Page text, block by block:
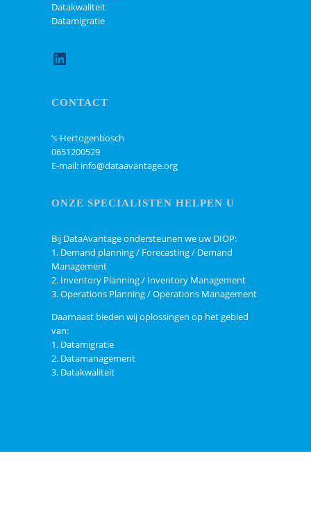
Datakwaliteit
Datamigratie
LinkedIn
CONTACT
‘s-Hertogenbosch
0651200529
E-mail: info@dataavantage.org
ONZE SPECIALISTEN HELPEN U
Bij DataAvantage ondersteunen we uw DIOP:
1. Demand planning / Forecasting / Demand
Management
2. Inventory Planning / Inventory Management
3. Operations Planning / Operations Management
Daarnaast bieden wij oplossingen op het gebied
van:
1. Datamigratie
2. Datamanagement
3. Datakwaliteit